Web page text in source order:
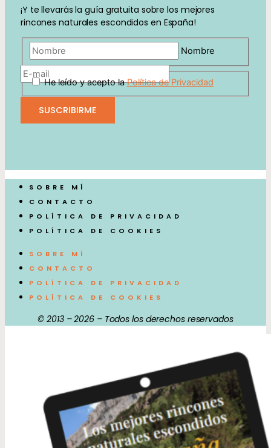
¡Y te llevarás la guía gratuita sobre los mejores
rincones naturales escondidos en España!
Nombre
He leído y acepto laPolítica de Privacidad
SOBRE MÍ
CONTACTO
POLÍTICA DE PRIVACIDAD
POLÍTICA DE COOKIES
SOBRE MÍ
CONTACTO
POLÍTICA DE PRIVACIDAD
POLÍTICA DE COOKIES
© 2013 – 2026 – Todos los derechos reservados